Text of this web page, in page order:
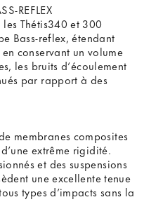
REFLEX
Thétis340 et 300
Bass-reflex, étendant
conservant un volume
les bruits d’écoulement
par rapport à des
membranes composites
extrême rigidité.
et des suspensions
une excellente tenue
types d’impacts sans la